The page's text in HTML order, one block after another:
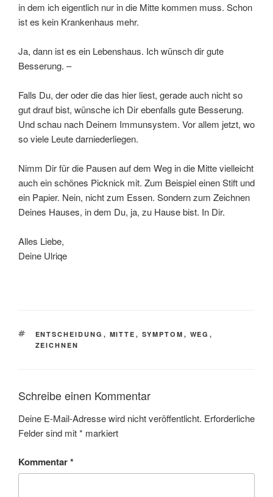
in dem ich eigentlich nur in die Mitte kommen muss. Schon
ist es kein Krankenhaus mehr.
Ja, dann ist es ein Lebenshaus. Ich wünsch dir gute
Besserung. –
Falls Du, der oder die das hier liest, gerade auch nicht so
gut drauf bist, wünsche ich Dir ebenfalls gute Besserung.
Und schau nach Deinem Immunsystem. Vor allem jetzt, wo
so viele Leute darniederliegen.
Nimm Dir für die Pausen auf dem Weg in die Mitte vielleicht
auch ein schönes Picknick mit. Zum Beispiel einen Stift und
ein Papier. Nein, nicht zum Essen. Sondern zum Zeichnen
Deines Hauses, in dem Du, ja, zu Hause bist. In Dir.
Alles Liebe,
Deine Ulriqe
SCHLAGWÖRTER
ENTSCHEIDUNG , MITTE , SYMPTOM , WEG ,
ZEICHNEN
Schreibe einen Kommentar
Deine E-Mail-Adresse wird nicht veröffentlicht. Erforderliche
Felder sind mit* markiert
Kommentar*